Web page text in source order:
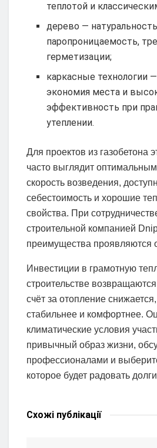
теплотой и
дерево —
паропроницаемость,
герметизации;
каркасные технологии
экономия места и
эффективность при
утеплении.
Для проектов из газобетона
часто выглядит
скорость возведения,
себестоимость и хорошие
свойства. При
строительной компанией
преимущества проявляются
Инвестиции в грамотную
строительстве
счёт за отопление
стабильнее и комфортнее.
климатические условия
привычный образ жизни,
профессионалами и
которое будет радовать
Схожі публікації